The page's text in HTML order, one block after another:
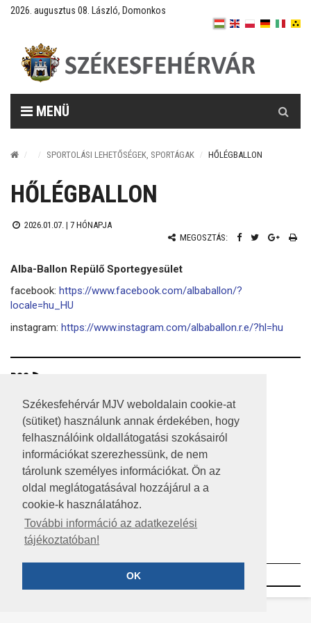
Székesfehérvár MJV weboldalain cookie-at
(sütiket) használunk annak érdekében, hogy
felhasználóink oldallátogatási szokásairól
információkat szerezhessünk, de nem
tárolunk személyes információkat. Ön az
oldal meglátogatásával hozzájárul a a
cookie-k használatához.
További információ az adatkezelési
tájékoztatóban!
OK
2026. augusztus 08. László, Domonkos
MENÜ
SPORTOLÁSI LEHETŐSÉGEK, SPORTÁGAK HŐLÉGBALLON
HŐLÉGBALLON
2026.01.07. | 7 HÓNAPJA
MEGOSZTÁS:
Alba-Ballon Repülő Sportegyesület
facebook: https://www.facebook.com/albaballon/?
locale=hu_HU
instagram: https://www.instagram.com/albaballon.r.e/?hl=hu
RSS
A HONLAP 2017.03.31-I ÁLLAPOTA
JOGI NYILATKOZAT
IMPRESSZUM
MÉDIAAJÁNLAT
KÖZÉRDEKŰ ADATOK
ADATVÉDELEM
©2023 SZÉKESFEHÉRVÁR MEGYEI JOGÚ VÁROS